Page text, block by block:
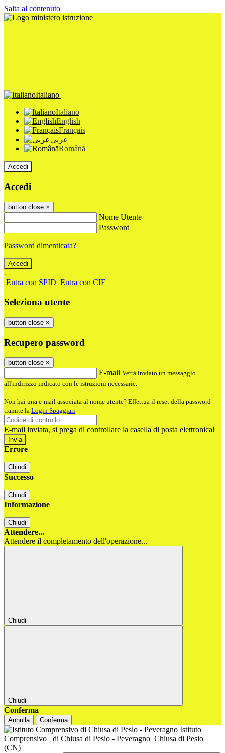
Salta al contenuto
Italiano
Italiano
English
Français
عربى
Română
Accedi
Accedi
button close ×
Nome Utente
Password
Password dimenticata?
-
Entra con SPID Entra con CIE
Seleziona utente
button close ×
Recupero password
button close ×
E-mail Verrà inviato un messaggio
all'indirizzo indicato con le istruzioni necessarie.
Non hai una e-mail associata al nome utente? Effettua il reset della password
tramite la Login Spaggiari
E-mail inviata, si prega di controllare la casella di posta elettronica!
Errore
Chiudi
Successo
Chiudi
Informazione
Chiudi
Attendere...
Attendere il completamento dell'operazione...
Chiudi
Chiudi
Conferma
Annulla Conferma
Istituto
Comprensivo
di Chiusa di Pesio - Peveragno Chiusa di Pesio
(CN)